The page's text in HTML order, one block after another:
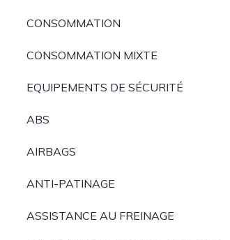
CONSOMMATION
CONSOMMATION MIXTE
EQUIPEMENTS DE SÉCURITÉ
ABS
AIRBAGS
ANTI-PATINAGE
ASSISTANCE AU FREINAGE